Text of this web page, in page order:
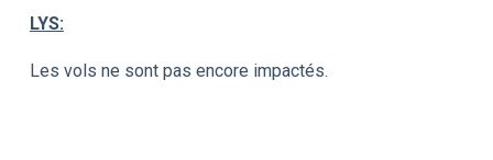
LYS:
Les vols ne sont pas encore impactés.